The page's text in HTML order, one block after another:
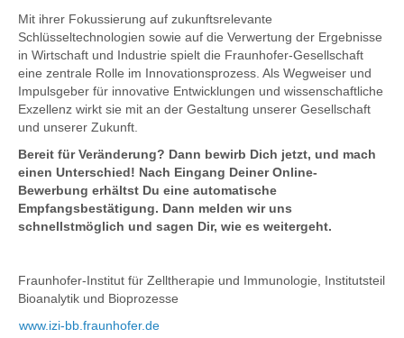
Mit ihrer Fokussierung auf zukunftsrelevante
Schlüsseltechnologien sowie auf die Verwertung der Ergebnisse
in Wirtschaft und Industrie spielt die Fraunhofer-Gesellschaft
eine zentrale Rolle im Innovationsprozess. Als Wegweiser und
Impulsgeber für innovative Entwicklungen und wissenschaftliche
Exzellenz wirkt sie mit an der Gestaltung unserer Gesellschaft
und unserer Zukunft.
Bereit für Veränderung? Dann bewirb Dich jetzt, und mach
einen Unterschied! Nach Eingang Deiner Online-
Bewerbung erhältst Du eine automatische
Empfangsbestätigung. Dann melden wir uns
schnellstmöglich und sagen Dir, wie es weitergeht.
Fraunhofer-Institut für Zelltherapie und Immunologie, Institutsteil
Bioanalytik und Bioprozesse
www.izi-bb.fraunhofer.de